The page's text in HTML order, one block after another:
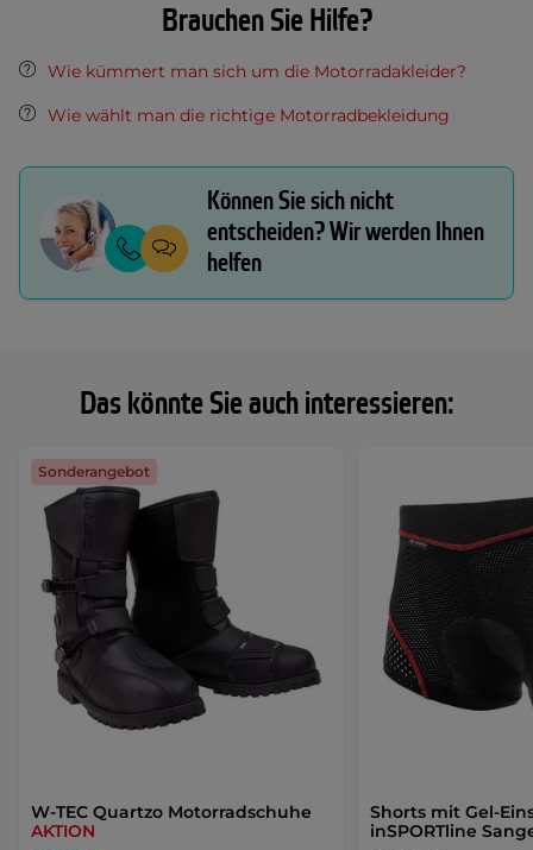
Das könnte Sie auch interessieren:
W-TEC Quartzo Motorradschuhe
AKTION
Sonderangebot
Shorts mit Gel-
inSPORTline
Brauchen Sie Hilfe?
Wie kümmert man sich um die Motorradakleider?
Wie wählt man die richtige Motorradbekleidung
Können Sie sich nicht
entscheiden? Wir werden Ihnen
helfen